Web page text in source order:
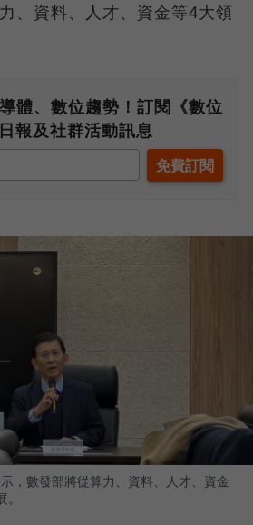
、資料、人才、資金等4大領
體、數位趨勢！訂閱《數位
報及社群活動訊息
，數發部將從算力、資料、人才、資金